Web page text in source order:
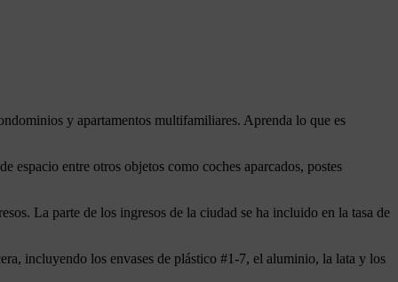
y apartamentos multifamiliares. Aprenda lo que es
espacio entre otros objetos como coches aparcados, postes
La parte de los ingresos de la ciudad se ha incluido en la tasa de
incluyendo los envases de plástico #1-7, el aluminio, la lata y los